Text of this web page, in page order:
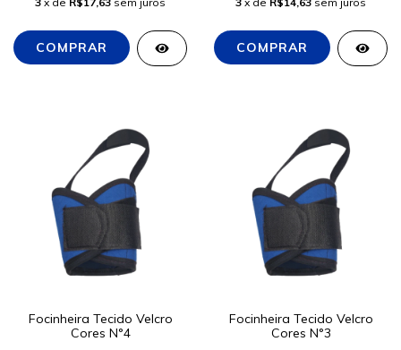
Focinheira Tecido Velcro
Cores N°4
Focinheira Tecido Velcro
Cores N°3